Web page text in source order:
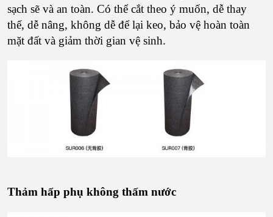
sạch sẽ và an toàn. Có thể cắt theo ý muốn, dễ thay
thế, dễ nâng, không dễ để lại keo, bảo vệ hoàn toàn
mặt đất và giảm thời gian vệ sinh.
Thảm hấp phụ không thấm nước